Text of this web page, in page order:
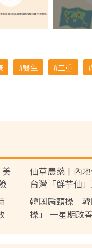
醫生 三重
仙草農藥丨內
台灣「鮮芋仙
供應商急澄清
韓國肩頸操︱
操」 一星期改
肩頸痛明顯改